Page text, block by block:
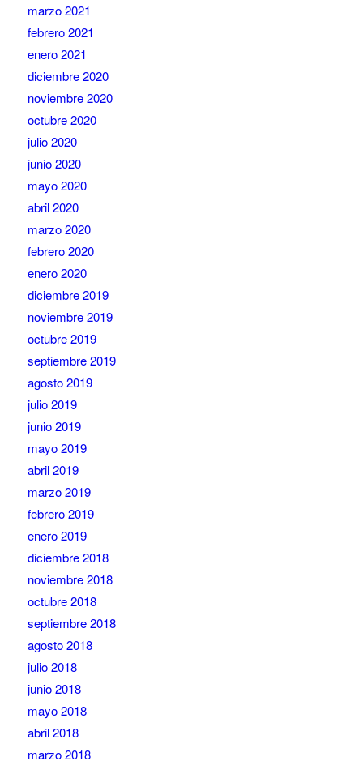
marzo 2021
febrero 2021
enero 2021
diciembre 2020
noviembre 2020
octubre 2020
julio 2020
junio 2020
mayo 2020
abril 2020
marzo 2020
febrero 2020
enero 2020
diciembre 2019
noviembre 2019
octubre 2019
septiembre 2019
agosto 2019
julio 2019
junio 2019
mayo 2019
abril 2019
marzo 2019
febrero 2019
enero 2019
diciembre 2018
noviembre 2018
octubre 2018
septiembre 2018
agosto 2018
julio 2018
junio 2018
mayo 2018
abril 2018
marzo 2018